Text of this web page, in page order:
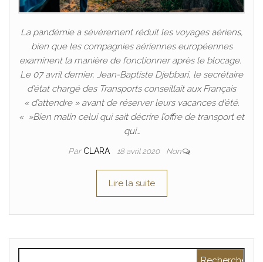
La pandémie a sévèrement réduit les voyages aériens,
bien que les compagnies aériennes européennes
examinent la manière de fonctionner après le blocage.
Le 07 avril dernier, Jean-Baptiste Djebbari, le secrétaire
d’état chargé des Transports conseillait aux Français
« d’attendre » avant de réserver leurs vacances d’été.
« »Bien malin celui qui sait décrire l’offre de transport et
qui…
Par CLARA 18 avril 2020 Non
Lire la suite